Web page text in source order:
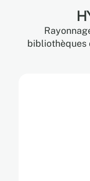
bibliothèques